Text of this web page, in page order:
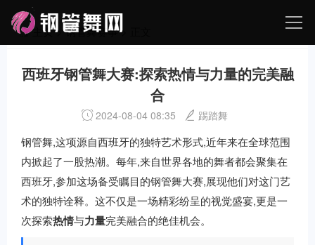
主页>钢管舞赛事> 正文
西班牙钢管舞大赛:探索热情与力量的完美融
合
2024-08-04 08:35 踢踏舞
钢管舞,这项源自西班牙的独特艺术形式,近年来在全球范围
内掀起了一股热潮。每年,来自世界各地的舞者都会聚集在
西班牙,参加这场备受瞩目的钢管舞大赛,展现他们对这门艺
术的独特诠释。这不仅是一场精彩纷呈的视觉盛宴,更是一
次探索热情与力量完美融合的绝佳机会。